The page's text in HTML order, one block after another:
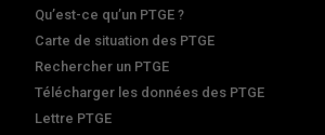
Qu’est-ce qu’un PTGE ?
Carte de situation des PTGE
Rechercher un PTGE
Télécharger les données des PTGE
Lettre PTGE